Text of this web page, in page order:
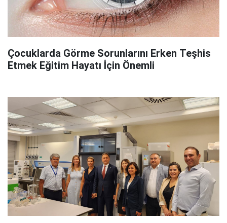
Çocuklarda Görme Sorunlarını Erken Teşhis
Etmek Eğitim Hayatı İçin Önemli